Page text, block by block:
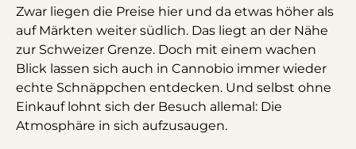
Zwar liegen die Preise hier und da etwas höher als
auf Märkten weiter südlich. Das liegt an der Nähe
zur Schweizer Grenze. Doch mit einem wachen
Blick lassen sich auch in Cannobio immer wieder
echte Schnäppchen entdecken. Und selbst ohne
Einkauf lohnt sich der Besuch allemal: Die
Atmosphäre in sich aufzusaugen.